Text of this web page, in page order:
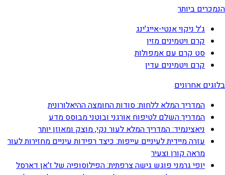
הנמכרים ביותר
ג'ל ניקוי אנטי-אייג'ינג
קרם ויטמינים מזין
סט קרם עם אמפולות
קרם ויטמינים עדין
בלוגים אחרונים
המדריך המלא ללחות: סודות החומצה ההיאלורונית
המדריך השלם לטיפוח אורגני ובוטני מבוסס מדע
ניאצינמיד: המדריך המלא לעור נקי, מוצק ומאוזן יותר
עזרה מיידית לעיניים עייפות: כיצד רפידות עיניים מחזירות לעור
מראה קורן וצעיר
יופי גרמני פוגש גישה צרפתית: הפילוסופיה של ז'אן דארסל